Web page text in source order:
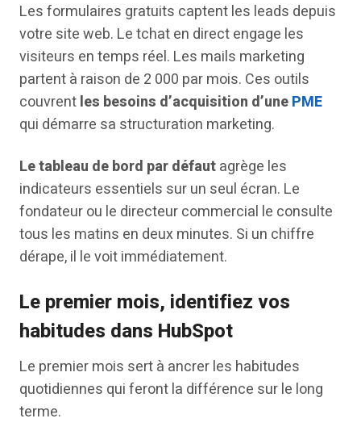
Les formulaires gratuits captent les leads depuis
votre site web. Le tchat en direct engage les
visiteurs en temps réel. Les mails marketing
partent à raison de 2 000 par mois. Ces outils
couvrentles besoins d’acquisition d’unePME
qui démarre sa structuration marketing.
Le tableau de bord par défautagrège les
indicateurs essentiels sur un seul écran. Le
fondateur ou le directeur commercial le consulte
tous les matins en deux minutes. Si un chiffre
dérape, il le voit immédiatement.
Le premier mois, identifiez vos
habitudes dans HubSpot
Le premier mois sert à ancrer les habitudes
quotidiennes qui feront la différence sur le long
terme.